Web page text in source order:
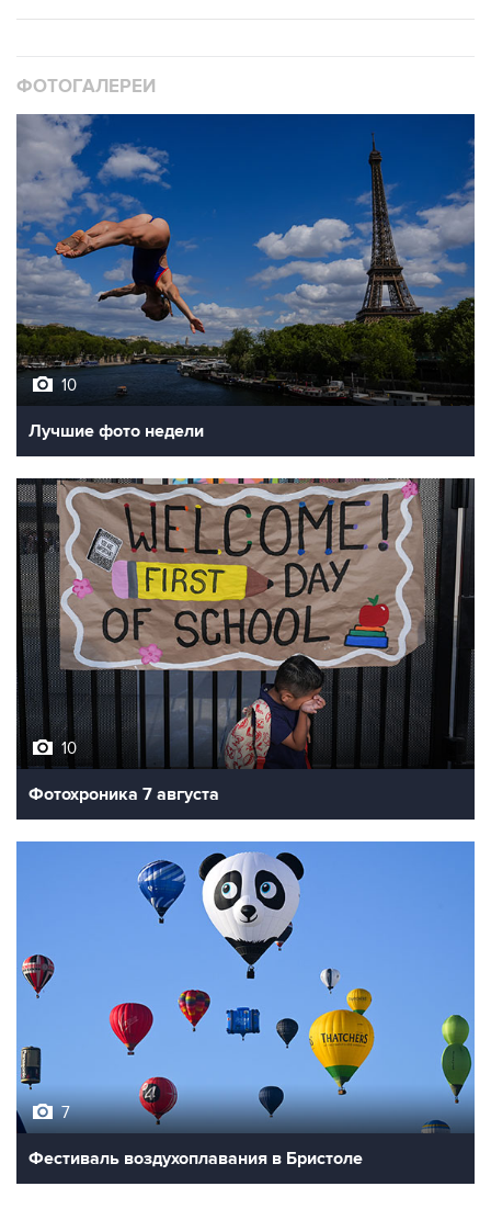
ФОТОГАЛЕРЕИ
10
Лучшие фото недели
10
Фотохроника 7 августа
7
Фестиваль воздухоплавания в Бристоле